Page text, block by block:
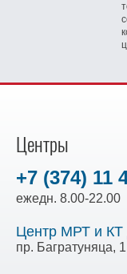
Центры
+7 (374) 11
ежедн. 8.00-22.00
Центр МРТ и КТ
пр. Багратуняца, 1